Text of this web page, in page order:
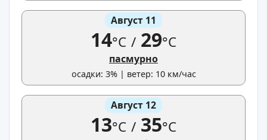
Август 11
14°C / 29°C
пасмурно
осадки: 3% | ветер: 10 км/час
Август 12
13°C / 35°C